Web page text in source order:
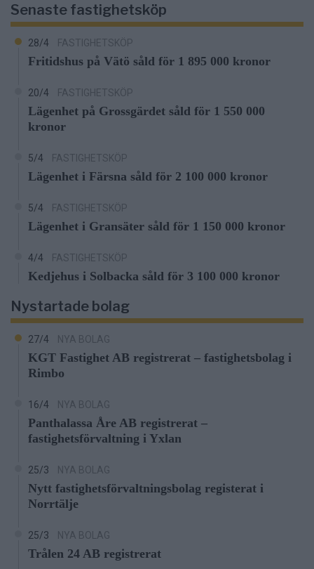
Senaste fastighetsköp
28/4 FASTIGHETSKÖP
Fritidshus på Vätö såld för 1 895 000 kronor
20/4 FASTIGHETSKÖP
Lägenhet på Grossgärdet såld för 1 550 000
kronor
5/4 FASTIGHETSKÖP
Lägenhet i Färsna såld för 2 100 000 kronor
5/4 FASTIGHETSKÖP
Lägenhet i Gransäter såld för 1 150 000 kronor
4/4 FASTIGHETSKÖP
Kedjehus i Solbacka såld för 3 100 000 kronor
Nystartade bolag
27/4 NYA BOLAG
KGT Fastighet AB registrerat – fastighetsbolag i
Rimbo
16/4 NYA BOLAG
Panthalassa Åre AB registrerat –
fastighetsförvaltning i Yxlan
25/3 NYA BOLAG
Nytt fastighetsförvaltningsbolag registerat i
Norrtälje
25/3 NYA BOLAG
Trålen 24 AB registrerat